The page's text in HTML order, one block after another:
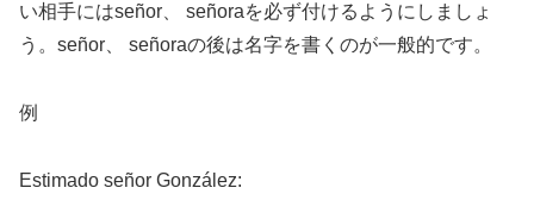
い相手にはseñor、 señoraを必ず付けるようにしましょ
う。señor、 señoraの後は名字を書くのが一般的です。
例
Estimado señor González: